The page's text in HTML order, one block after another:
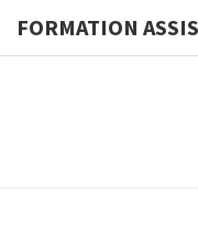
FORMATION